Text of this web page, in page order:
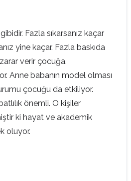
Fazla sıkarsanız kaçar
yine kaçar. Fazla baskıda
verir çocuğa.
Anne babanın model olması
çocuğu da etkiliyor.
önemli. O kişiler
ki hayat ve akademik
oluyor.